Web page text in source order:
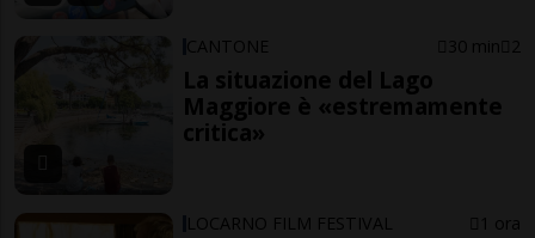
CANTONE 30 min 2
La situazione del Lago
Maggiore è «estremamente
critica»
LOCARNO FILM FESTIVAL 1 ora